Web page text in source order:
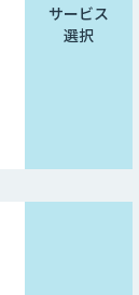
サービス
選択